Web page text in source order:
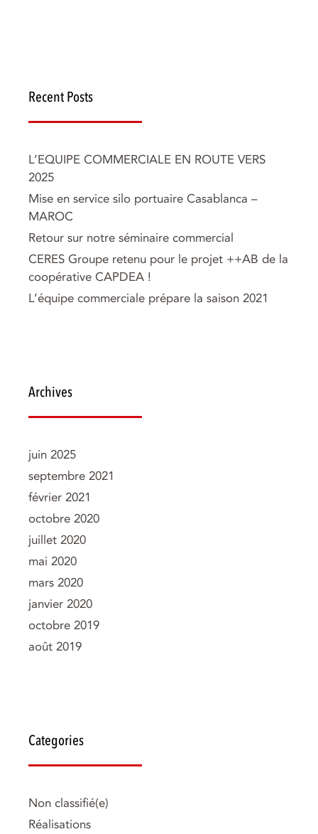
Recent Posts
L’EQUIPE COMMERCIALE EN ROUTE VERS
2025
Mise en service silo portuaire Casablanca –
MAROC
Retour sur notre séminaire commercial
CERES Groupe retenu pour le projet ++AB de la
coopérative CAPDEA !
L’équipe commerciale prépare la saison 2021
Archives
juin 2025
septembre 2021
février 2021
octobre 2020
juillet 2020
mai 2020
mars 2020
janvier 2020
octobre 2019
août 2019
Categories
Non classifié(e)
Réalisations